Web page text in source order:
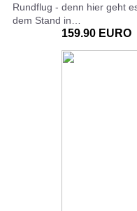
Rundflug - denn hier geht
dem Stand in…
159.90 EURO